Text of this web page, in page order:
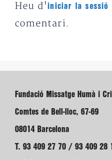
Heu d'iniciar la sessió
comentari.
Fundació Missatge Humà i
Comtes de Bell-lloc, 67-69
08014 Barcelona
T. 93 409 27 70 / 93 409 28